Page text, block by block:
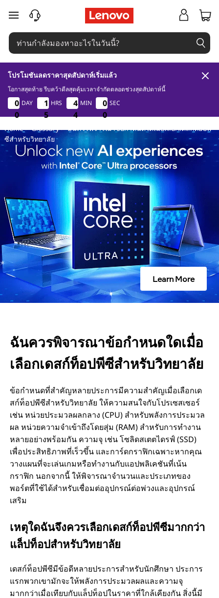
ฉั
น
ค
ว
ร
พิ
จ
ร
ณ
า
ห
น
ด
ด
ข้ามไปที่เนื้อหาหลัก
โปรโมชันลดราคาสุดสัปดาห์เริ่มแล้ว
โอกาสสุดท้าย รีบคว้าดีลสุดคุ้มเวลาจำกัดตลอดช่วงสุดสัปดาห์นี้
0
0
0
0
0
0
0
0
DAY
1
5
1
5
1
5
1
5
HRS 4
4
4
3
4
4
4
3
MIN 0
0
5
9
0
0
5
9
SEC
Home>Glossary> ฉันควรพิจารณาข้อกําหนดใดเมื่อเลือกเดสก์ท็อปพี
ซีสําหรับวิทยาลัย
Learn More
ฉันควรพิจารณาข้อกําหนดใดเมื่อ
เลือกเดสก์ท็อปพีซีสําหรับวิทยาลัย
ข้อกําหนดที่สําคัญหลายประการมีความสําคัญเมื่อเลือกเด
สก์ท็อปพีซีสําหรับวิทยาลัย ให้ความสนใจกับโปรเซสเซอร์
เช่น หน่วยประมวลผลกลาง (CPU) สําหรับพลังการประมวล
ผล หน่วยความจําเข้าถึงโดยสุ่ม (RAM) สําหรับการทํางาน
หลายอย่างพร้อมกัน ความจุ เช่น โซลิดสเตตไดรฟ์ (SSD)
เพื่อประสิทธิภาพที่เร็วขึ้น และการ์ดกราฟิกเฉพาะหากคุณ
วางแผนที่จะเล่นเกมหรือทํางานกับแอปพลิเคชันที่เน้น
กราฟิก นอกจากนี้ ให้พิจารณาจํานวนและประเภทของ
พอร์ตที่ใช้ได้สําหรับเชื่อมต่ออุปกรณ์ต่อพ่วงและอุปกรณ์
เสริม
เหตุใดฉันจึงควรเลือกเดสก์ท็อปพีซีมากกว่า
แล็ปท็อปสําหรับวิทยาลัย
เดสก์ท็อปพีซีมีข้อดีหลายประการสําหรับนักศึกษา ประการ
แรกพวกเขามักจะให้พลังการประมวลผลและความจุ
มากกว่าเมื่อเทียบกับแล็ปท็อปในราคาที่ใกล้เคียงกัน สิ่งนี้มี